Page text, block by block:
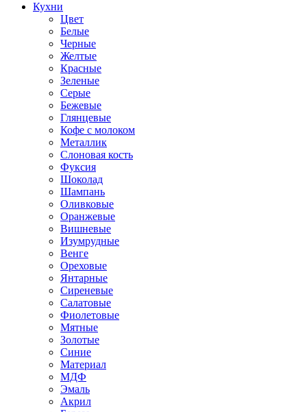
Кухни
Цвет
Белые
Черные
Желтые
Красные
Зеленые
Серые
Бежевые
Глянцевые
Кофе с молоком
Металлик
Слоновая кость
Фуксия
Шоколад
Шампань
Оливковые
Оранжевые
Вишневые
Изумрудные
Венге
Ореховые
Янтарные
Сиреневые
Салатовые
Фиолетовые
Мятные
Золотые
Синие
Материал
МДФ
Эмаль
Акрил